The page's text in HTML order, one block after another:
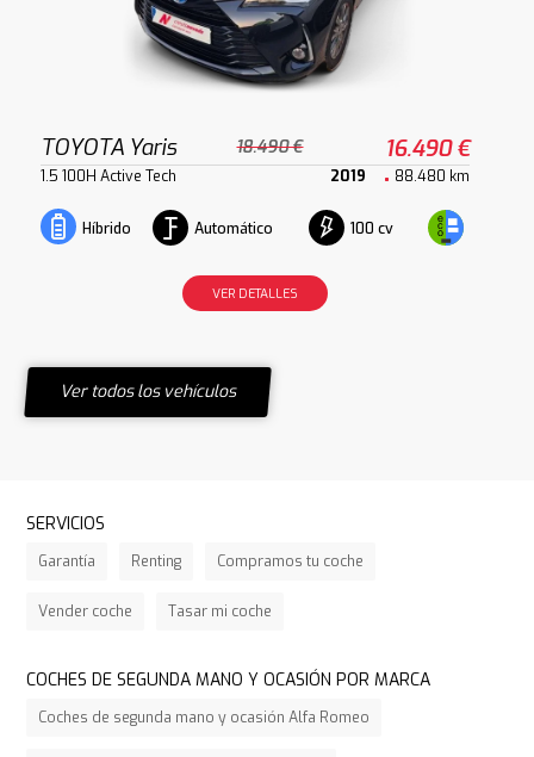
TOYOTA Yaris 18.490 € 16.490 €
1.5 100H Active Tech 2019 88.480 km
Híbrido Automático 100 cv
VER DETALLES
Ver todos los vehículos
SERVICIOS
Garantía Renting Compramos tu coche
Vender coche Tasar mi coche
COCHES DE SEGUNDA MANO Y OCASIÓN POR MARCA
Coches de segunda mano y ocasión Alfa Romeo